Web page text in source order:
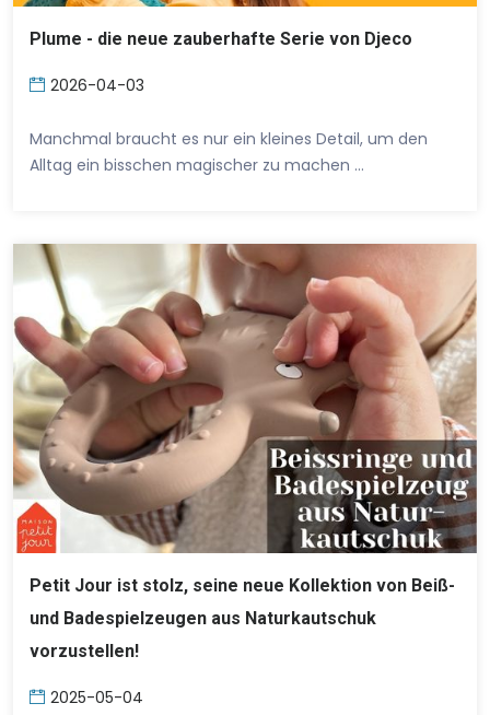
Plume - die neue zauberhafte Serie von Djeco
2026-04-03
Manchmal braucht es nur ein kleines Detail, um den
Alltag ein bisschen magischer zu machen …
Petit Jour ist stolz, seine neue Kollektion von Beiß-
und Badespielzeugen aus Naturkautschuk
vorzustellen!
2025-05-04